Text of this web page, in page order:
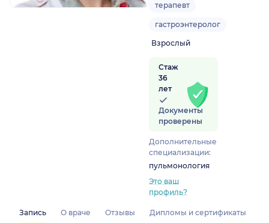
терапевт
гастроэнтеролог
Взрослый
Стаж
36
лет
Документы
проверены
Дополнительные
специализации:
пульмонология
Это ваш
профиль?
Запись О враче Отзывы Дипломы и сертификаты